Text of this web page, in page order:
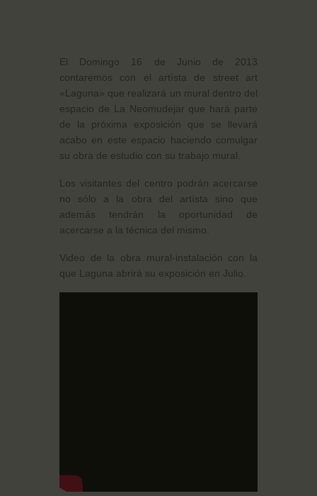
El Domingo 16 de Junio de 2013
contaremos con el artísta de street art
«Laguna» que realizará un mural dentro del
espacio de La Neomudejar que hará parte
de la próxima exposición que se llevará
acabo en este espacio haciendo comulgar
su obra de estudio con su trabajo mural.
Los visitantes del centro podrán acercarse
no sólo a la obra del artísta sino que
además tendrán la oportunidad de
acercarse a la técnica del mismo.
Video de la obra mural-instalación con la
que Laguna abrirá su exposición en Julio.